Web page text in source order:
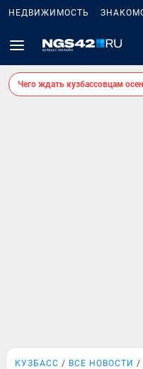
НЕДВИЖИМОСТЬ
Чего ждать кузбассовцам
КУЗБАСС ВСЕ НОВОСТИ